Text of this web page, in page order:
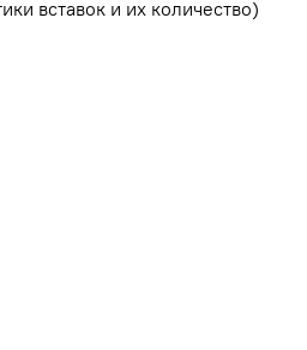
вставок и их количество)